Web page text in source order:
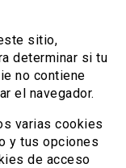
sitio,
determinar si tu
no contiene
el navegador.
varias cookies
y tus opciones
de acceso